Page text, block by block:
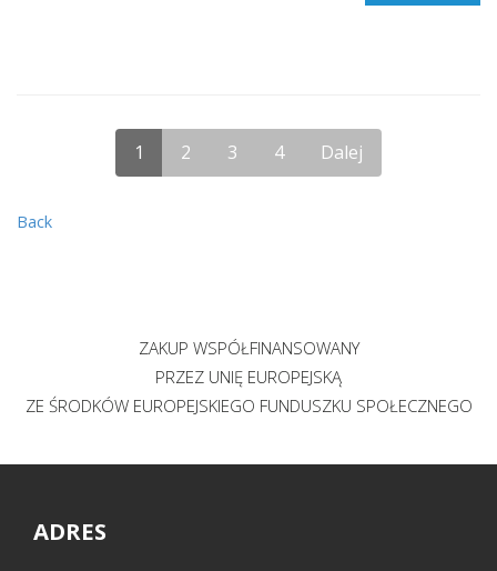
1 2 3 4 Dalej
Back
ZAKUP WSPÓŁFINANSOWANY
PRZEZ UNIĘ EUROPEJSKĄ
ZE ŚRODKÓW EUROPEJSKIEGO FUNDUSZKU SPOŁECZNEGO
ADRES